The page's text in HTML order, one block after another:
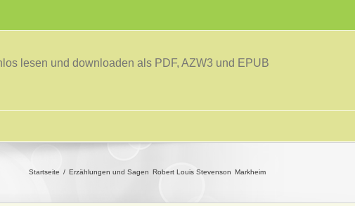
lesen und downloaden als PDF, AZW3 und EPUB
Startseite Erzählungen und Sagen Robert Louis Stevenson Markheim